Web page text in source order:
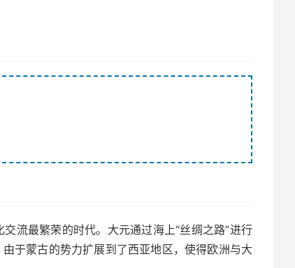
流最繁荣的时代。大元通过海上“丝绸之路”进行
于蒙古的势力扩展到了西亚地区，使得欧洲与大